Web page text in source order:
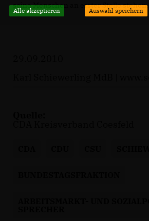
seine Menschen an erster Stelle stehen.
Alle akzeptieren Auswahl speichern